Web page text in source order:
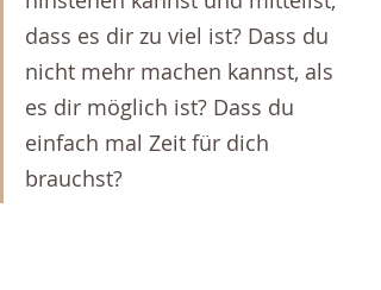
dass es dir zu viel ist? Dass du
nicht mehr machen kannst, als
es dir möglich ist? Dass du
einfach mal Zeit für dich
brauchst?